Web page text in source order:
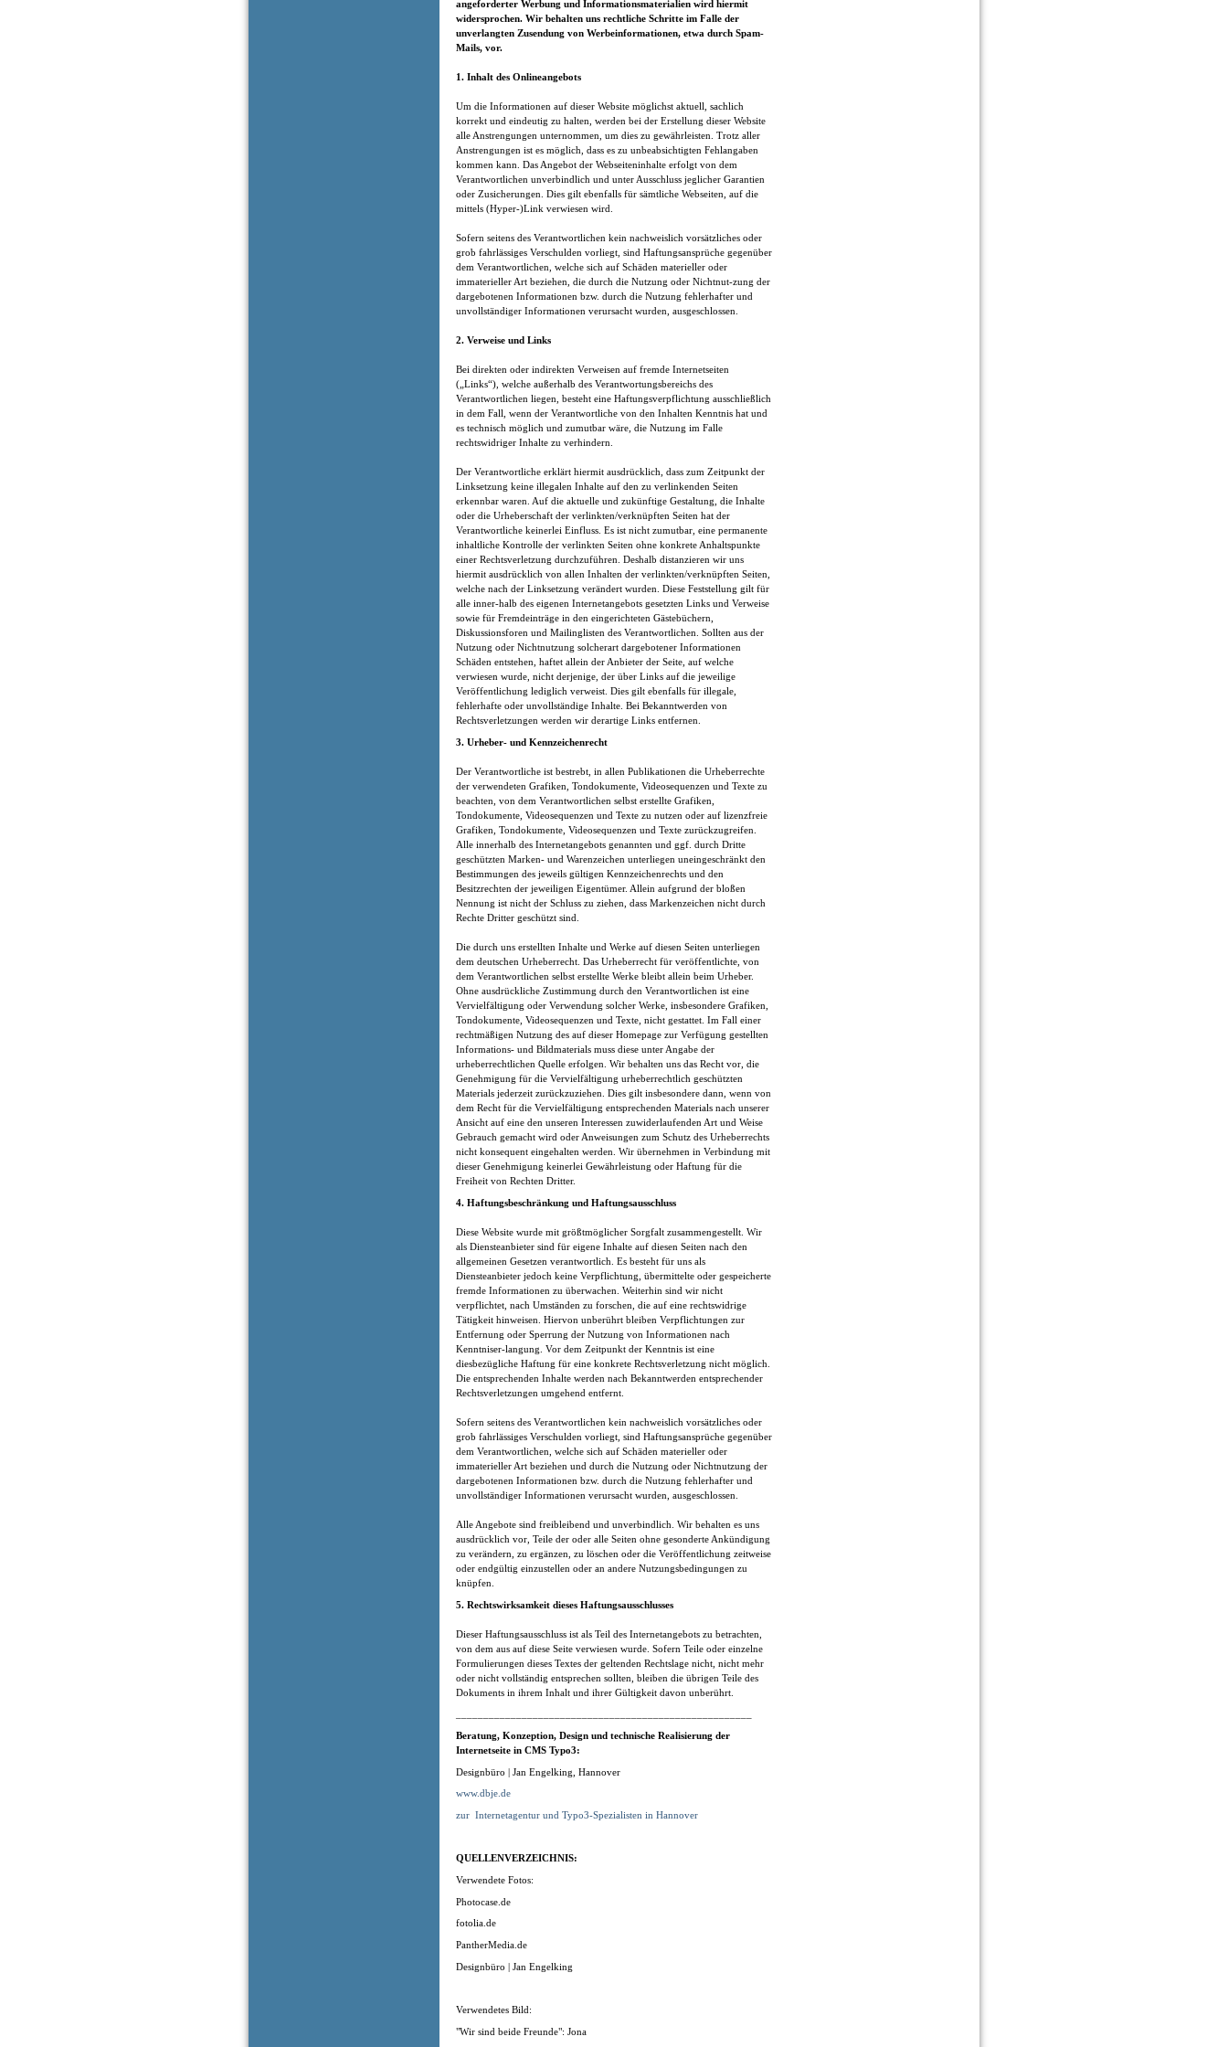
angeforderter Werbung und Informationsmaterialien wird hiermit
widersprochen. Wir behalten uns rechtliche Schritte im Falle der
unverlangten Zusendung von Werbeinformationen, etwa durch Spam-
Mails, vor.
1. Inhalt des Onlineangebots
Um die Informationen auf dieser Website möglichst aktuell, sachlich
korrekt und eindeutig zu halten, werden bei der Erstellung dieser Website
alle Anstrengungen unternommen, um dies zu gewährleisten. Trotz aller
Anstrengungen ist es möglich, dass es zu unbeabsichtigten Fehlangaben
kommen kann. Das Angebot der Webseiteninhalte erfolgt von dem
Verantwortlichen unverbindlich und unter Ausschluss jeglicher Garantien
oder Zusicherungen. Dies gilt ebenfalls für sämtliche Webseiten, auf die
mittels (Hyper-)Link verwiesen wird.
Sofern seitens des Verantwortlichen kein nachweislich vorsätzliches oder
grob fahrlässiges Verschulden vorliegt, sind Haftungsansprüche gegenüber
dem Verantwortlichen, welche sich auf Schäden materieller oder
immaterieller Art beziehen, die durch die Nutzung oder Nichtnut-zung der
dargebotenen Informationen bzw. durch die Nutzung fehlerhafter und
unvollständiger Informationen verursacht wurden, ausgeschlossen.
2. Verweise und Links
Bei direkten oder indirekten Verweisen auf fremde Internetseiten
(„Links“), welche außerhalb des Verantwortungsbereichs des
Verantwortlichen liegen, besteht eine Haftungsverpflichtung ausschließlich
in dem Fall, wenn der Verantwortliche von den Inhalten Kenntnis hat und
es technisch möglich und zumutbar wäre, die Nutzung im Falle
rechtswidriger Inhalte zu verhindern.
Der Verantwortliche erklärt hiermit ausdrücklich, dass zum Zeitpunkt der
Linksetzung keine illegalen Inhalte auf den zu verlinkenden Seiten
erkennbar waren. Auf die aktuelle und zukünftige Gestaltung, die Inhalte
oder die Urheberschaft der verlinkten/verknüpften Seiten hat der
Verantwortliche keinerlei Einfluss. Es ist nicht zumutbar, eine permanente
inhaltliche Kontrolle der verlinkten Seiten ohne konkrete Anhaltspunkte
einer Rechtsverletzung durchzuführen. Deshalb distanzieren wir uns
hiermit ausdrücklich von allen Inhalten der verlinkten/verknüpften Seiten,
welche nach der Linksetzung verändert wurden. Diese Feststellung gilt für
alle inner-halb des eigenen Internetangebots gesetzten Links und Verweise
sowie für Fremdeinträge in den eingerichteten Gästebüchern,
Diskussionsforen und Mailinglisten des Verantwortlichen. Sollten aus der
Nutzung oder Nichtnutzung solcherart dargebotener Informationen
Schäden entstehen, haftet allein der Anbieter der Seite, auf welche
verwiesen wurde, nicht derjenige, der über Links auf die jeweilige
Veröffentlichung lediglich verweist. Dies gilt ebenfalls für illegale,
fehlerhafte oder unvollständige Inhalte. Bei Bekanntwerden von
Rechtsverletzungen werden wir derartige Links entfernen.
3. Urheber- und Kennzeichenrecht
Der Verantwortliche ist bestrebt, in allen Publikationen die Urheberrechte
der verwendeten Grafiken, Tondokumente, Videosequenzen und Texte zu
beachten, von dem Verantwortlichen selbst erstellte Grafiken,
Tondokumente, Videosequenzen und Texte zu nutzen oder auf lizenzfreie
Grafiken, Tondokumente, Videosequenzen und Texte zurückzugreifen.
Alle innerhalb des Internetangebots genannten und ggf. durch Dritte
geschützten Marken- und Warenzeichen unterliegen uneingeschränkt den
Bestimmungen des jeweils gültigen Kennzeichenrechts und den
Besitzrechten der jeweiligen Eigentümer. Allein aufgrund der bloßen
Nennung ist nicht der Schluss zu ziehen, dass Markenzeichen nicht durch
Rechte Dritter geschützt sind.
Die durch uns erstellten Inhalte und Werke auf diesen Seiten unterliegen
dem deutschen Urheberrecht. Das Urheberrecht für veröffentlichte, von
dem Verantwortlichen selbst erstellte Werke bleibt allein beim Urheber.
Ohne ausdrückliche Zustimmung durch den Verantwortlichen ist eine
Vervielfältigung oder Verwendung solcher Werke, insbesondere Grafiken,
Tondokumente, Videosequenzen und Texte, nicht gestattet. Im Fall einer
rechtmäßigen Nutzung des auf dieser Homepage zur Verfügung gestellten
Informations- und Bildmaterials muss diese unter Angabe der
urheberrechtlichen Quelle erfolgen. Wir behalten uns das Recht vor, die
Genehmigung für die Vervielfältigung urheberrechtlich geschützten
Materials jederzeit zurückzuziehen. Dies gilt insbesondere dann, wenn von
dem Recht für die Vervielfältigung entsprechenden Materials nach unserer
Ansicht auf eine den unseren Interessen zuwiderlaufenden Art und Weise
Gebrauch gemacht wird oder Anweisungen zum Schutz des Urheberrechts
nicht konsequent eingehalten werden. Wir übernehmen in Verbindung mit
dieser Genehmigung keinerlei Gewährleistung oder Haftung für die
Freiheit von Rechten Dritter.
4. Haftungsbeschränkung und Haftungsausschluss
Diese Website wurde mit größtmöglicher Sorgfalt zusammengestellt. Wir
als Diensteanbieter sind für eigene Inhalte auf diesen Seiten nach den
allgemeinen Gesetzen verantwortlich. Es besteht für uns als
Diensteanbieter jedoch keine Verpflichtung, übermittelte oder gespeicherte
fremde Informationen zu überwachen. Weiterhin sind wir nicht
verpflichtet, nach Umständen zu forschen, die auf eine rechtswidrige
Tätigkeit hinweisen. Hiervon unberührt bleiben Verpflichtungen zur
Entfernung oder Sperrung der Nutzung von Informationen nach
Kenntniser-langung. Vor dem Zeitpunkt der Kenntnis ist eine
diesbezügliche Haftung für eine konkrete Rechtsverletzung nicht möglich.
Die entsprechenden Inhalte werden nach Bekanntwerden entsprechender
Rechtsverletzungen umgehend entfernt.
Sofern seitens des Verantwortlichen kein nachweislich vorsätzliches oder
grob fahrlässiges Verschulden vorliegt, sind Haftungsansprüche gegenüber
dem Verantwortlichen, welche sich auf Schäden materieller oder
immaterieller Art beziehen und durch die Nutzung oder Nichtnutzung der
dargebotenen Informationen bzw. durch die Nutzung fehlerhafter und
unvollständiger Informationen verursacht wurden, ausgeschlossen.
Alle Angebote sind freibleibend und unverbindlich. Wir behalten es uns
ausdrücklich vor, Teile der oder alle Seiten ohne gesonderte Ankündigung
zu verändern, zu ergänzen, zu löschen oder die Veröffentlichung zeitweise
oder endgültig einzustellen oder an andere Nutzungsbedingungen zu
knüpfen.
5. Rechtswirksamkeit dieses Haftungsausschlusses
Dieser Haftungsausschluss ist als Teil des Internetangebots zu betrachten,
von dem aus auf diese Seite verwiesen wurde. Sofern Teile oder einzelne
Formulierungen dieses Textes der geltenden Rechtslage nicht, nicht mehr
oder nicht vollständig entsprechen sollten, bleiben die übrigen Teile des
Dokuments in ihrem Inhalt und ihrer Gültigkeit davon unberührt.
Beratung, Konzeption, Design und technische Realisierung der
Internetseite in CMS Typo3:
Designbüro | Jan Engelking, Hannover
www.dbje.de
zur Internetagentur und Typo3-Spezialisten in Hannover
QUELLENVERZEICHNIS:
Verwendete Fotos:
Photocase.de
fotolia.de
PantherMedia.de
Designbüro | Jan Engelking
Verwendetes Bild:
"Wir sind beide Freunde": Jona